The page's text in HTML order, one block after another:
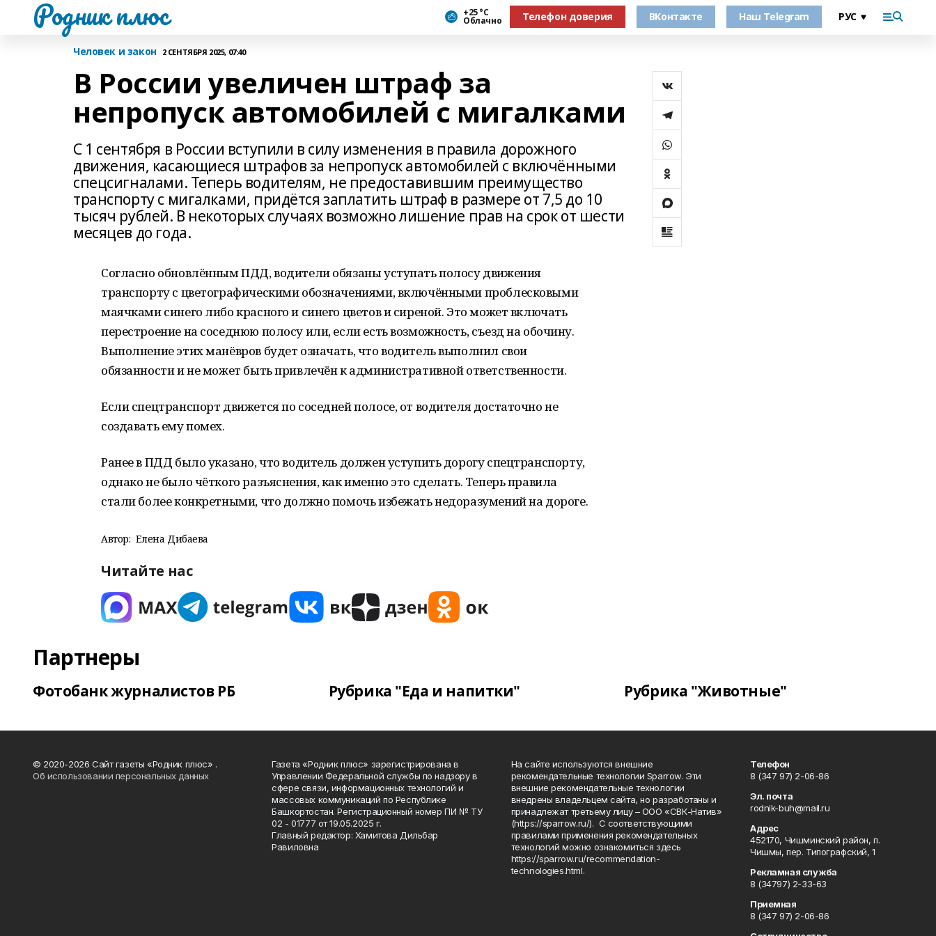
Родник плюс +25 °С
Облачно Телефон доверия ВКонтакте Наш Telegram
Человек и закон 2 СЕНТЯБРЯ 2025, 07:40
В России увеличен штраф за
непропуск автомобилей с мигалками
С 1 сентября в России вступили в силу изменения в правила дорожного
движения, касающиеся штрафов за непропуск автомобилей с включёнными
спецсигналами. Теперь водителям, не предоставившим преимущество
транспорту с мигалками, придётся заплатить штраф в размере от 7,5 до 10
тысяч рублей. В некоторых случаях возможно лишение прав на срок от шести
месяцев до года.
Согласно обновлённым ПДД, водители обязаны уступать полосу движения
транспорту с цветографическими обозначениями, включёнными проблесковыми
маячками синего либо красного и синего цветов и сиреной. Это может включать
перестроение на соседнюю полосу или, если есть возможность, съезд на обочину.
Выполнение этих манёвров будет означать, что водитель выполнил свои
обязанности и не может быть привлечён к административной ответственности.
Если спецтранспорт движется по соседней полосе, от водителя достаточно не
создавать ему помех.
Ранее в ПДД было указано, что водитель должен уступить дорогу спецтранспорту,
однако не было чёткого разъяснения, как именно это сделать. Теперь правила
стали более конкретными, что должно помочь избежать недоразумений на дороге.
Автор: Елена Дибаева
Читайте нас
Партнеры
Фотобанк журналистов РБ Рубрика "Еда и напитки" Рубрика "Животные"
© 2020-2026 Сайт газеты «Родник плюс» .
Об использовании персональных данных
Газета «Родник плюс» зарегистрирована в
Управлении Федеральной службы по надзору в
сфере связи, информационных технологий и
массовых коммуникаций по Республике
Башкортостан. Регистрационный номер ПИ № ТУ
02 - 01777 от 19.05.2025 г.
Главный редактор: Хамитова Дильбар
Равиловна
На сайте используются внешние
рекомендательные технологии Sparrow. Эти
внешние рекомендательные технологии
внедрены владельцем сайта, но разработаны и
принадлежат третьему лицу – ООО «СВК-Натив»
(https://sparrow.ru/). С соответствующими
правилами применения рекомендательных
технологий можно ознакомиться здесь
https://sparrow.ru/recommendation-
technologies.html.
Телефон
8 (347 97) 2-06-86
Эл. почта
rodnik-buh@mail.ru
Адрес
452170, Чишминский район, п.
Чишмы, пер. Типографский, 1
Рекламная служба
8 (34797) 2-33-63
Приемная
8 (347 97) 2-06-86